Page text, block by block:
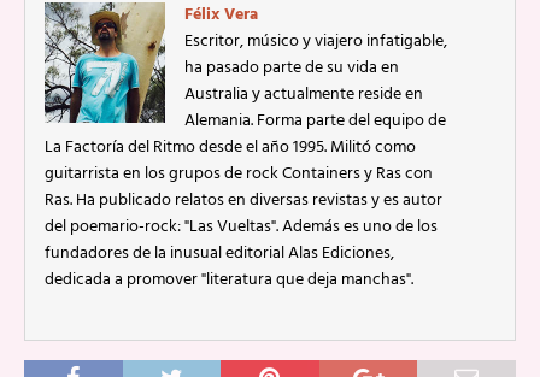
Félix Vera
Escritor, músico y viajero infatigable,
ha pasado parte de su vida en
Australia y actualmente reside en
Alemania. Forma parte del equipo de
La Factoría del Ritmo desde el año 1995. Militó como
guitarrista en los grupos de rock Containers y Ras con
Ras. Ha publicado relatos en diversas revistas y es autor
del poemario-rock: "Las Vueltas". Además es uno de los
fundadores de la inusual editorial Alas Ediciones,
dedicada a promover "literatura que deja manchas".